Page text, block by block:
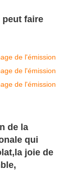
peut faire
de la
qui
joie de